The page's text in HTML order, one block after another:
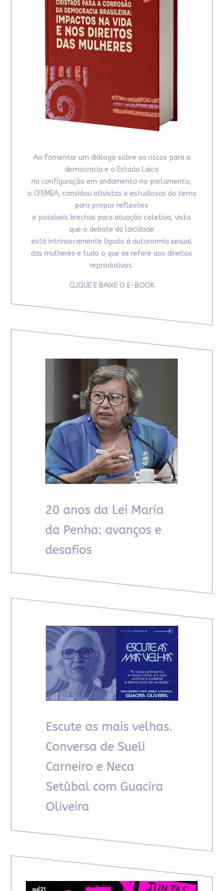
Ao fomentar um diálogo sobre os riscos para a
democracia e o Estado Laico
na configuração em andamento no parlamento,
o CFEMEA, convidou ativistas e estudiosas do tema
para propor reflexões
e possíveis brechas para atuação coletiva, visto
que o debate da laicidade
está intrinsecamente ligado à autonomia sexual
das mulheres e tudo o que se refere aos direitos
reprodutivos.
CLIQUE E BAIXE O E-BOOK